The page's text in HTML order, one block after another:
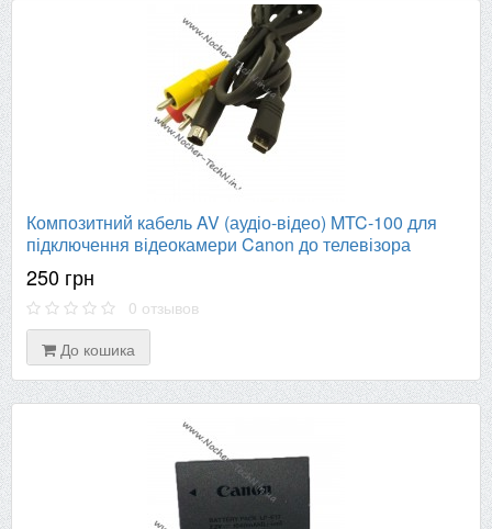
Композитний кабель AV (аудіо-відео) MTC-100 для
підключення відеокамери Canon до телевізора
250 грн
0 отзывов
До кошика